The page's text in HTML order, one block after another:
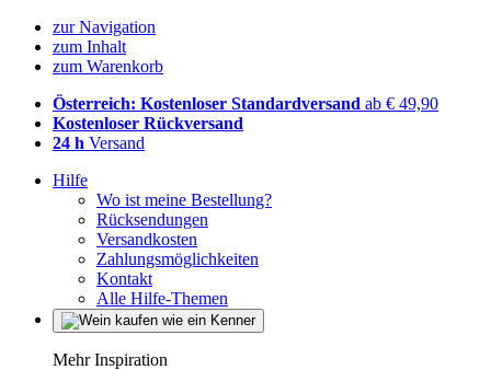
zur Navigation
zum Inhalt
zum Warenkorb
Österreich: Kostenloser Standardversand ab € 49,90
Kostenloser Rückversand
24 h Versand
Hilfe
Wo ist meine Bestellung?
Rücksendungen
Versandkosten
Zahlungsmöglichkeiten
Kontakt
Alle Hilfe-Themen
Mehr Inspiration